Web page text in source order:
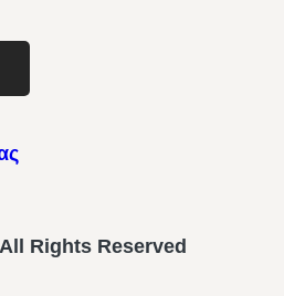
Rights Reserved